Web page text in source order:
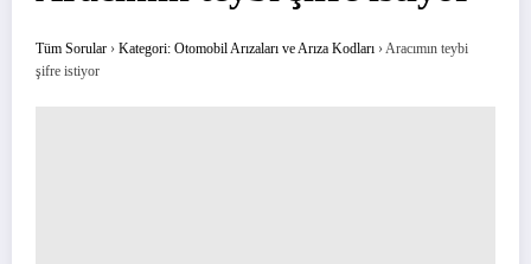
Tüm Sorular › Kategori: Otomobil Arızaları ve Arıza Kodları ›Aracımın teybi
şifre istiyor